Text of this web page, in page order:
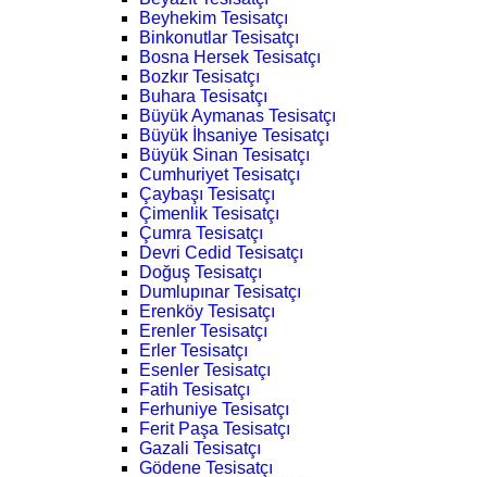
Beyhekim Tesisatçı
Binkonutlar Tesisatçı
Bosna Hersek Tesisatçı
Bozkır Tesisatçı
Buhara Tesisatçı
Büyük Aymanas Tesisatçı
Büyük İhsaniye Tesisatçı
Büyük Sinan Tesisatçı
Cumhuriyet Tesisatçı
Çaybaşı Tesisatçı
Çimenlik Tesisatçı
Çumra Tesisatçı
Devri Cedid Tesisatçı
Doğuş Tesisatçı
Dumlupınar Tesisatçı
Erenköy Tesisatçı
Erenler Tesisatçı
Erler Tesisatçı
Esenler Tesisatçı
Fatih Tesisatçı
Ferhuniye Tesisatçı
Ferit Paşa Tesisatçı
Gazali Tesisatçı
Gödene Tesisatçı